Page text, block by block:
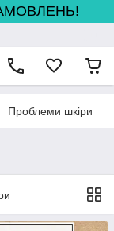
Проблеми шкіри